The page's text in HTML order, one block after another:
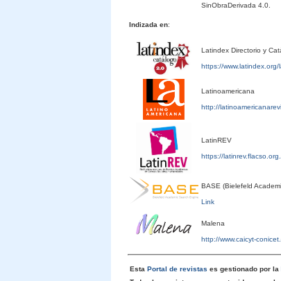
SinObraDerivada 4.0.
Indizada en:
Latindex Directorio y
https://
Latinoamericana
http://
LatinREV
https://
BASE (Bielefeld
Link
Malena
http://www.caicyt-
Esta Portal de revistas es gestionado por la